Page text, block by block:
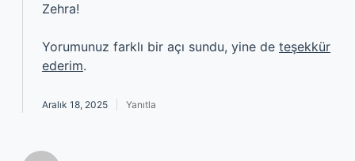
Zehra!
Yorumunuz farklı bir açı sundu, yine de teşekkür
ederim.
Aralık 18, 2025 Yanıtla